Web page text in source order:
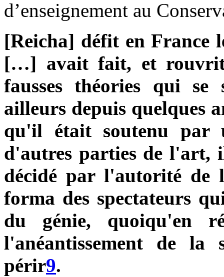
d’enseignement au
[Reicha] défit en France
[…] avait fait, et
fausses théories qui
ailleurs depuis quelques
qu'il était soutenu par
d'autres parties de l'art,
décidé par l'autorité de
forma des spectateurs
du génie, quoiqu'en
l'anéantissement de la
périr9.